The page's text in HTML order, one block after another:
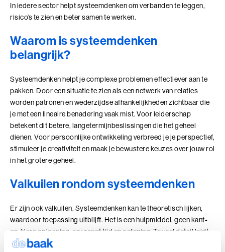
Bezielend Leiderschap
Coachend Leiderschap
Communicatie met Impact
De Essentie
De Informele Leider
De Informele Leider (BaakBoost)
Effectieve Persoonlijke Communicatie (BaakBoost)
High Performance Leadership
In iedere sector helpt systeemdenken om verbanden te leggen,
risico’s te zien en beter samen te werken.
Waarom is systeemdenken
belangrijk?
Systeemdenken helpt je complexe problemen effectiever aan te
pakken. Door een situatie te zien als een netwerk van relaties
worden patronen en wederzijdse afhankelijkheden zichtbaar die
je met een lineaire benadering vaak mist. Voor leiderschap
betekent dit betere, langetermijnbeslissingen die het geheel
dienen. Voor persoonlijke ontwikkeling verbreed je je perspectief,
stimuleer je creativiteit en maak je bewustere keuzes over jouw rol
in het grotere geheel.
Valkuilen rondom systeemdenken
Er zijn ook valkuilen. Systeemdenken kan te theoretisch lijken,
waardoor toepassing uitblijft. Het is een hulpmiddel, geen kant-
en-klare oplossing, en vraagt tijd en oefening. Te veel detail leidt
tot overanalyse, waardoor het overzicht verdwijnt. Tot slot sluit